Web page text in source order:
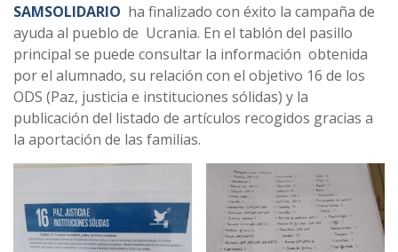
SAMSOLIDARIO ha finalizado con éxito la campaña de
ayuda al pueblo de Ucrania. En el tablón del pasillo
principal se puede consultar la información obtenida
por el alumnado, su relación con el objetivo 16 de los
ODS (Paz, justicia e instituciones sólidas) y la
publicación del listado de artículos recogidos gracias a
la aportación de las familias.